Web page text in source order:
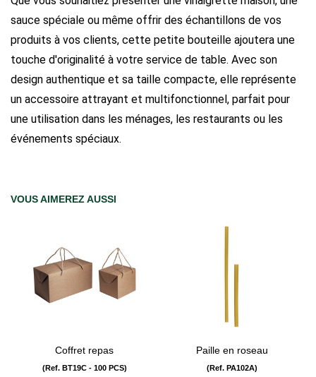
sauce spéciale ou même offrir des échantillons de vos
produits à vos clients, cette petite bouteille ajoutera une
touche d'originalité à votre service de table. Avec son
design authentique et sa taille compacte, elle représente
un accessoire attrayant et multifonctionnel, parfait pour
une utilisation dans les ménages, les restaurants ou les
événements spéciaux.
VOUS AIMEREZ AUSSI
Coffret repas
(Ref. BT19C - 100 PCS)
Paille en roseau
(Ref. PA102A)